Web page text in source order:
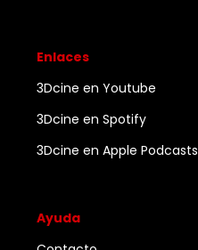
Enlaces
3Dcine en Youtube
3Dcine en Spotify
3Dcine en Apple Podcasts
Ayuda